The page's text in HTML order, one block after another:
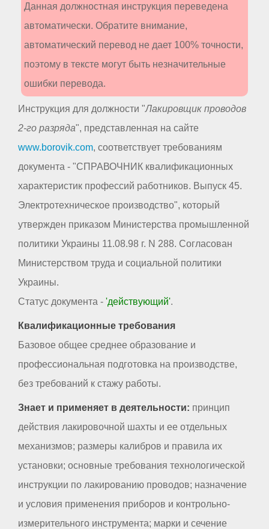
Данная должностная инструкция переведена
автоматически. Обратите внимание,
автоматический перевод не дает 100% точности,
поэтому в тексте могут быть незначительные
ошибки перевода.
Инструкция для должности "Лакировщик проводов
2-го разряда", представленная на сайте
www.borovik.com, соответствует требованиям
документа - "СПРАВОЧНИК квалификационных
характеристик профессий работников. Выпуск 45.
Электротехническое производство", который
утвержден приказом Министерства промышленной
политики Украины 11.08.98 г. N 288. Согласован
Министерством труда и социальной политики
Украины.
Статус документа - 'действующий'.
Квалификационные требования
Базовое общее среднее образование и
профессиональная подготовка на производстве,
без требований к стажу работы.
Знает и применяет в деятельности: принцип
действия лакировочной шахты и ее отдельных
механизмов; размеры калибров и правила их
установки; основные требования технологической
инструкции по лакированию проводов; назначение
и условия применения приборов и контрольно-
измерительного инструмента; марки и сечение